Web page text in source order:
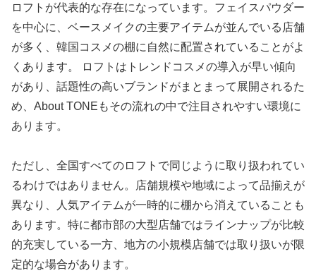
ロフトが代表的な存在になっています。フェイスパウダー
を中心に、ベースメイクの主要アイテムが並んでいる店舗
が多く、韓国コスメの棚に自然に配置されていることがよ
くあります。 ロフトはトレンドコスメの導入が早い傾向
があり、話題性の高いブランドがまとまって展開されるた
め、About TONEもその流れの中で注目されやすい環境に
あります。
ただし、全国すべてのロフトで同じように取り扱われてい
るわけではありません。店舗規模や地域によって品揃えが
異なり、人気アイテムが一時的に棚から消えていることも
あります。特に都市部の大型店舗ではラインナップが比較
的充実している一方、地方の小規模店舗では取り扱いが限
定的な場合があります。